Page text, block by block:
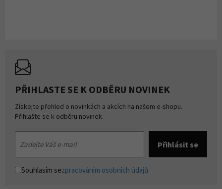
PŘIHLASTE SE K ODBĚRU NOVINEK
Získejte přehled o novinkách a akcích na našem e-shopu.
Přihlašte se k odběru novinek.
Souhlasím sezpracováním osobních údajů